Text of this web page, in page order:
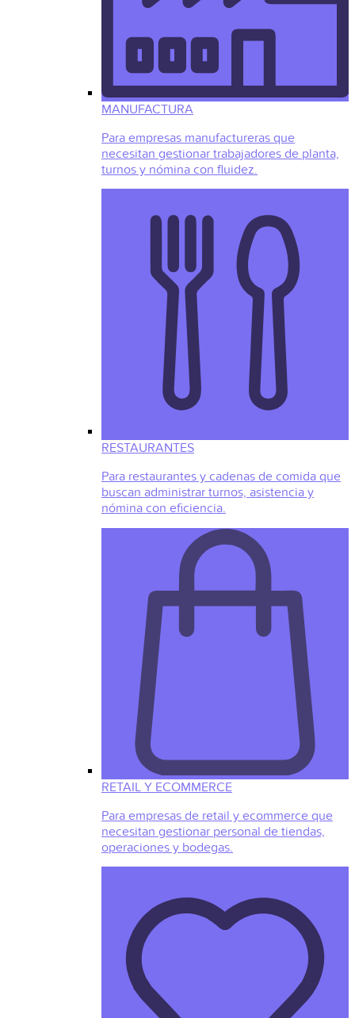
MANUFACTURA
Para empresas manufactureras que
necesitan gestionar trabajadores de planta,
turnos y nómina con fluidez.
RESTAURANTES
Para restaurantes y cadenas de comida que
buscan administrar turnos, asistencia y
nómina con eficiencia.
RETAIL Y ECOMMERCE
Para empresas de retail y ecommerce que
necesitan gestionar personal de tiendas,
operaciones y bodegas.